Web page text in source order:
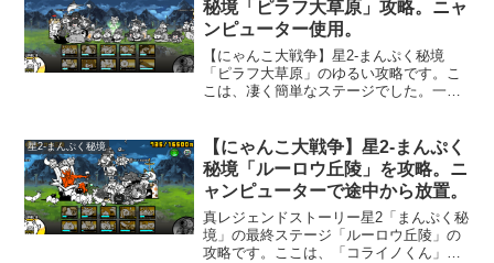
が凄く痛いんです。何度か敗北してしま
ったので、エイリアンに強い超激レアを
使いクリアしました。「エレメンタルピ
クシーズ」の誰かが居れば楽勝です。波
動打消しキャラも使って攻めれば、難易
秘境「ピラフ大草原」攻略。ニャ
ンピューター使用。
【にゃんこ大戦争】星2-まんぷく秘境
「ピラフ大草原」のゆるい攻略です。こ
こは、凄く簡単なステージでした。一つ
ア出来てしまいますが、「ニャンピュー
ター」を使ってクリアしています。クリ
アすると、アンモナイトが良くでるの
で、私のお気に入りのステージです。
星2-まんぷく秘境
【にゃんこ大戦争】星2-まんぷく
秘境「ルーロウ丘陵」を攻略。ニ
ャンピューターで途中から放置。
真レジェンドストーリー星2「まんぷく秘
境」の最終ステージ「ルーロウ丘陵」の
攻略です。ここは、「コライノくん」が3